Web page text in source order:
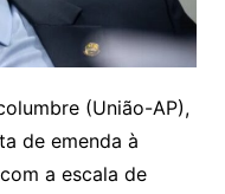
(União-AP),
de emenda à
a escala de